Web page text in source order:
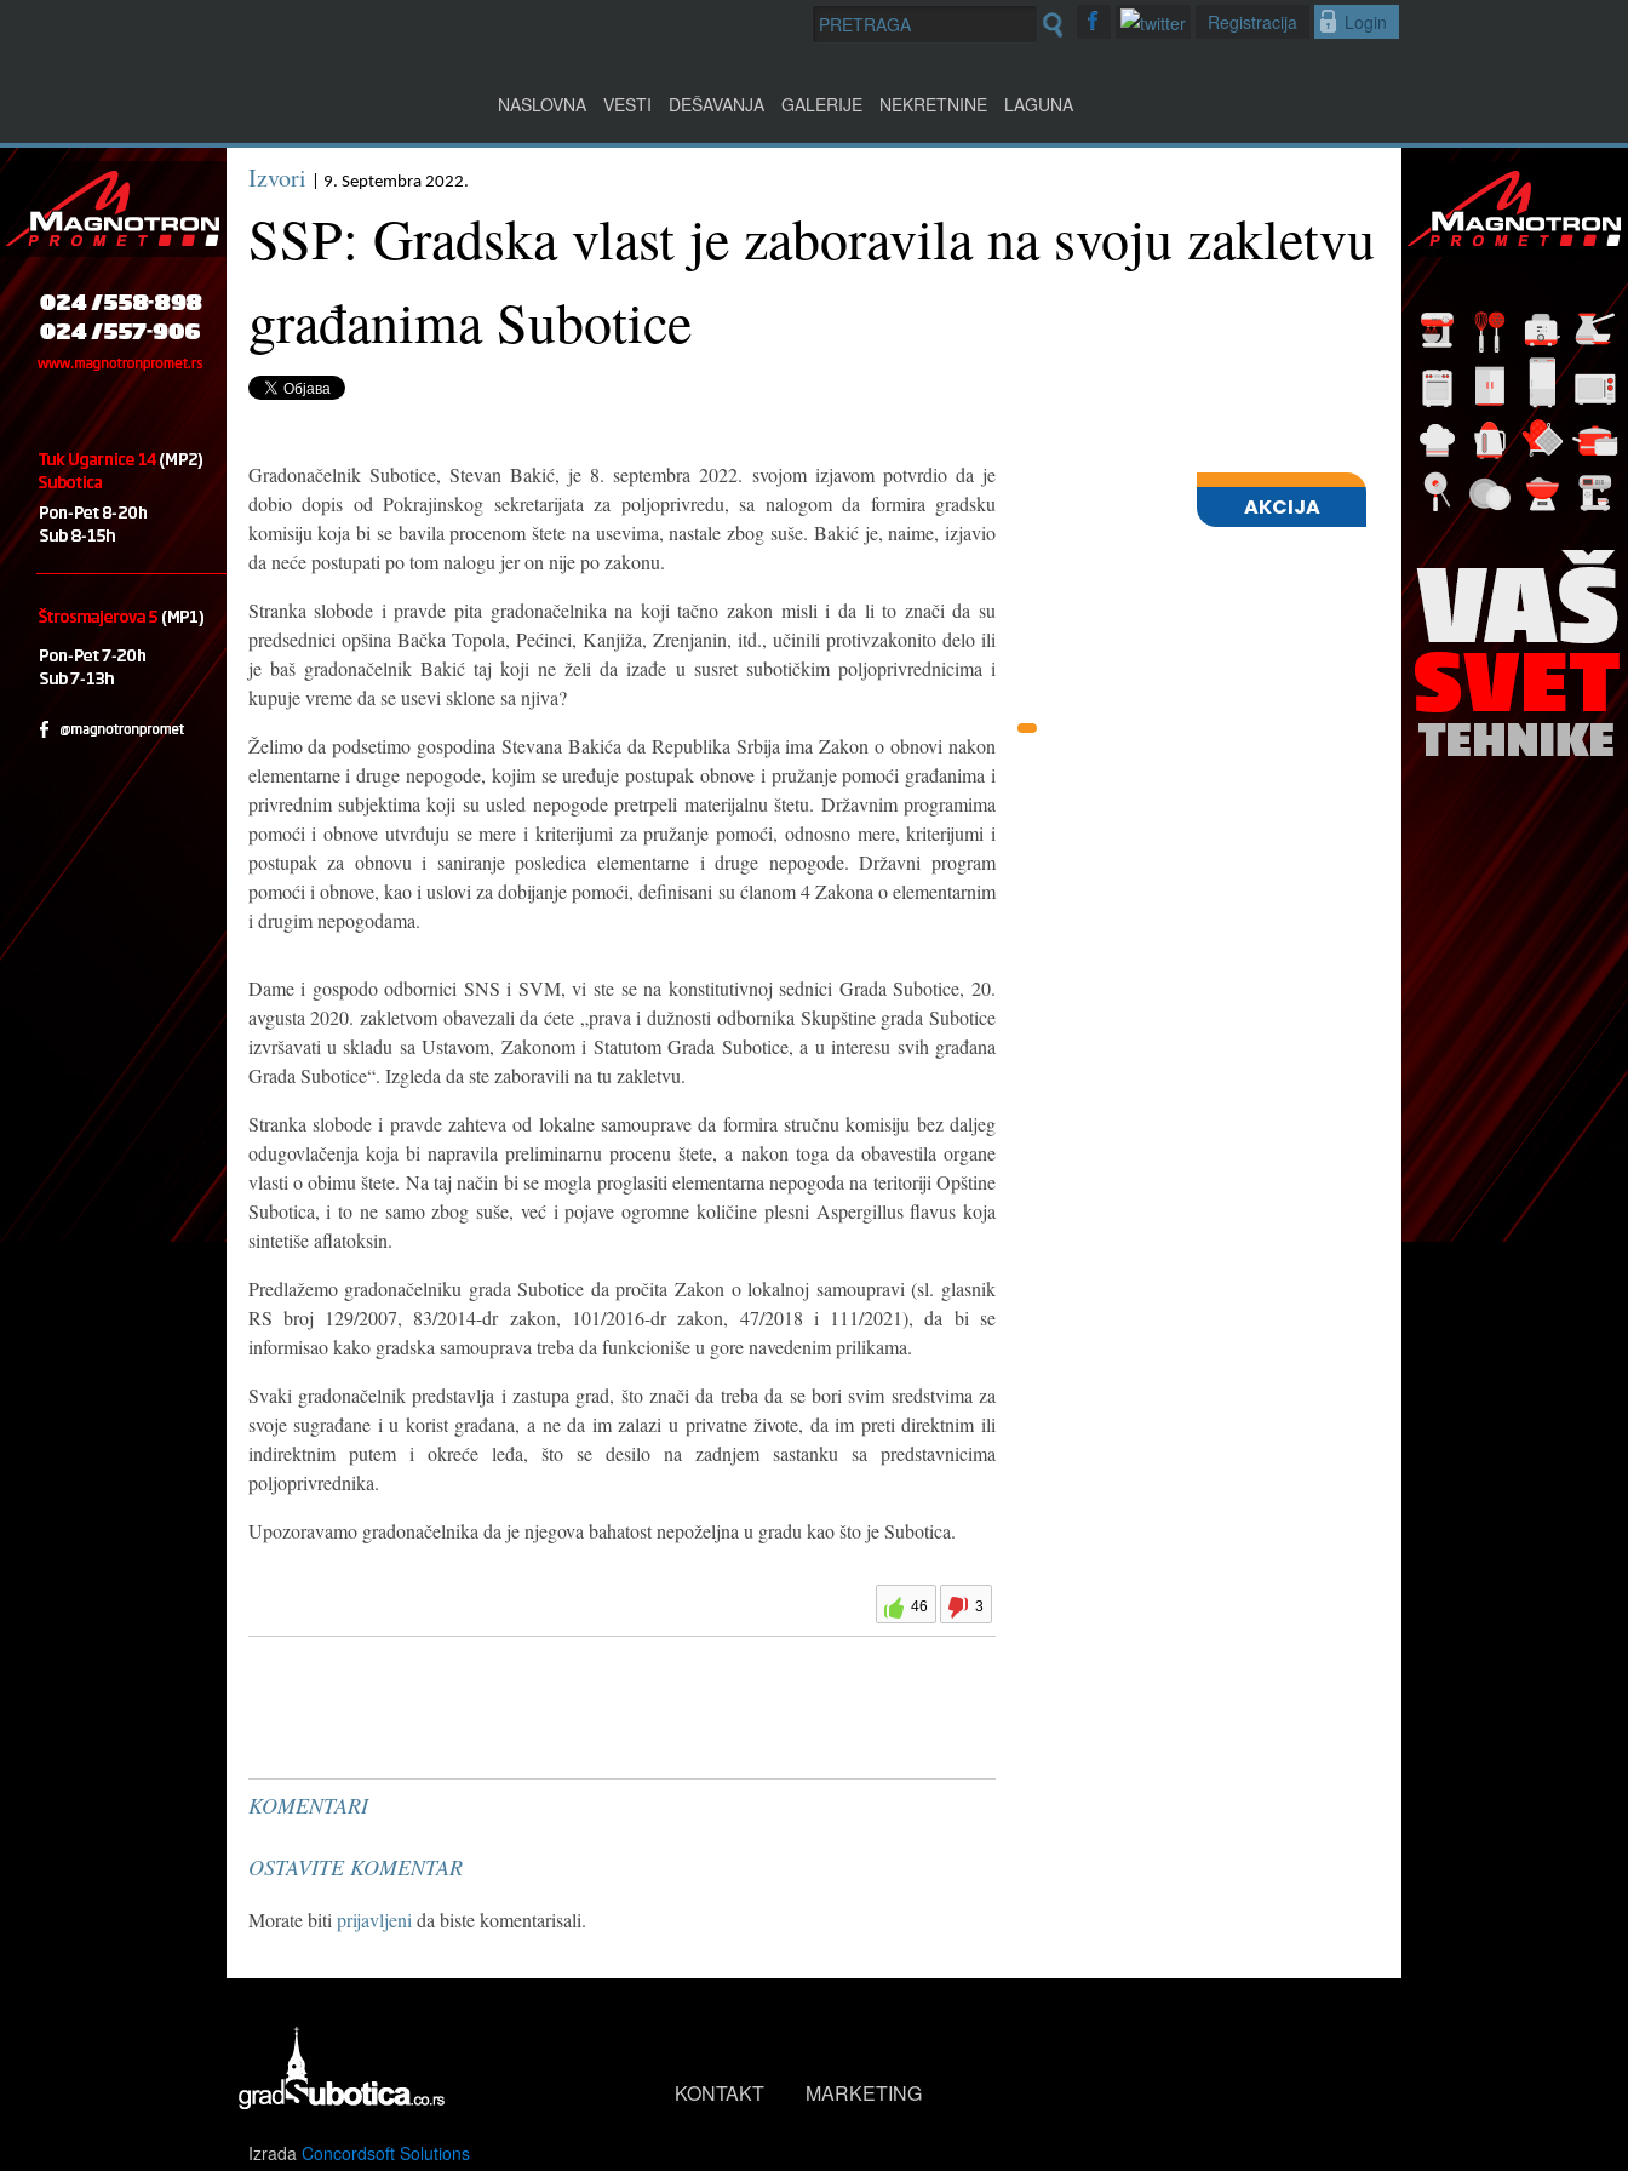
Login
Registracija
NASLOVNA VESTI DEŠAVANJA GALERIJE NEKRETNINE LAGUNA
Izvori | 9. Septembra 2022.
SSP: Gradska vlast je zaboravila na svoju zakletvu
građanima Subotice
Gradonačelnik Subotice, Stevan Bakić, je 8. septembra 2022. svojom izjavom potvrdio da je
dobio dopis od Pokrajinskog sekretarijata za poljoprivredu, sa nalogom da formira gradsku
komisiju koja bi se bavila procenom štete na usevima, nastale zbog suše. Bakić je, naime, izjavio
da neće postupati po tom nalogu jer on nije po zakonu.
Stranka slobode i pravde pita gradonačelnika na koji tačno zakon misli i da li to znači da su
predsednici opšina Bačka Topola, Pećinci, Kanjiža, Zrenjanin, itd., učinili protivzakonito delo ili
je baš gradonačelnik Bakić taj koji ne želi da izađe u susret subotičkim poljoprivrednicima i
kupuje vreme da se usevi sklone sa njiva?
Želimo da podsetimo gospodina Stevana Bakića da Republika Srbija ima Zakon o obnovi nakon
elementarne i druge nepogode, kojim se uređuje postupak obnove i pružanje pomoći građanima i
privrednim subjektima koji su usled nepogode pretrpeli materijalnu štetu. Državnim programima
pomoći i obnove utvrđuju se mere i kriterijumi za pružanje pomoći, odnosno mere, kriterijumi i
postupak za obnovu i saniranje posledica elementarne i druge nepogode. Državni program
pomoći i obnove, kao i uslovi za dobijanje pomoći, definisani su ćlanom 4 Zakona o elementarnim
i drugim nepogodama.
Dame i gospodo odbornici SNS i SVM, vi ste se na konstitutivnoj sednici Grada Subotice, 20.
avgusta 2020. zakletvom obavezali da ćete „prava i dužnosti odbornika Skupštine grada Subotice
izvršavati u skladu sa Ustavom, Zakonom i Statutom Grada Subotice, a u interesu svih građana
Grada Subotice“. Izgleda da ste zaboravili na tu zakletvu.
Stranka slobode i pravde zahteva od lokalne samouprave da formira stručnu komisiju bez daljeg
odugovlačenja koja bi napravila preliminarnu procenu štete, a nakon toga da obavestila organe
vlasti o obimu štete. Na taj način bi se mogla proglasiti elementarna nepogoda na teritoriji Opštine
Subotica, i to ne samo zbog suše, već i pojave ogromne količine plesni Aspergillus flavus koja
sintetiše aflatoksin.
Predlažemo gradonačelniku grada Subotice da pročita Zakon o lokalnoj samoupravi (sl. glasnik
RS broj 129/2007, 83/2014-dr zakon, 101/2016-dr zakon, 47/2018 i 111/2021), da bi se
informisao kako gradska samouprava treba da funkcioniše u gore navedenim prilikama.
Svaki gradonačelnik predstavlja i zastupa grad, što znači da treba da se bori svim sredstvima za
svoje sugrađane i u korist građana, a ne da im zalazi u privatne živote, da im preti direktnim ili
indirektnim putem i okreće leđa, što se desilo na zadnjem sastanku sa predstavnicima
poljoprivrednika.
Upozoravamo gradonačelnika da je njegova bahatost nepoželjna u gradu kao što je Subotica.
46 3
KOMENTARI
OSTAVITE KOMENTAR
Morate biti prijavljeni da biste komentarisali.
KONTAKT MARKETING
Izrada Concordsoft Solutions